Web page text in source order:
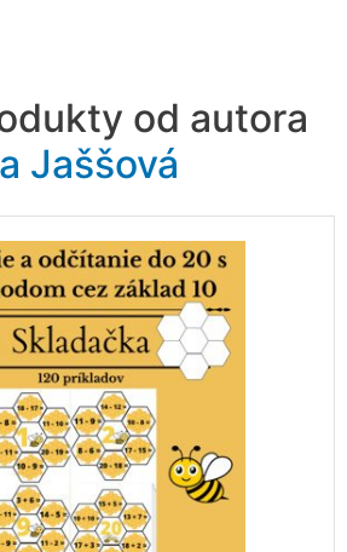
od autora
Jaššová